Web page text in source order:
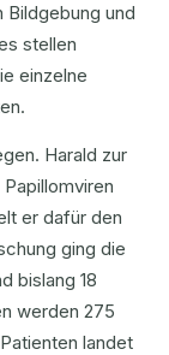
Bildgebung und
stellen
einzelne
Harald zur
er dafür den
ging die
bislang 18
werden 275
landet